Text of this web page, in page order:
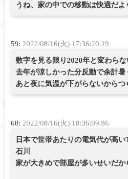
うね、家の中での移動は快適だよ
59: 2022/08/16(火) 17:36:20.19
数字を見る限り2020年と変わら
去年が涼しかった分反動で余計暑
あと夜に気温が下がらないからつ
68: 2022/08/16(火) 18:36:09.86
日本で世帯あたりの電気代が高い
石川
家が大きめで部屋が多いせいだか